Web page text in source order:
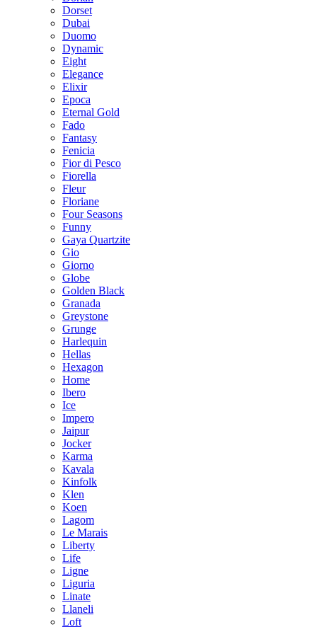
Dorset
Dubai
Duomo
Dynamic
Eight
Elegance
Elixir
Epoca
Eternal Gold
Fado
Fantasy
Fenicia
Fior di Pesco
Fiorella
Fleur
Floriane
Four Seasons
Funny
Gaya Quartzite
Gio
Giorno
Globe
Golden Black
Granada
Greystone
Grunge
Harlequin
Hellas
Hexagon
Home
Ibero
Ice
Impero
Jaipur
Jocker
Karma
Kavala
Kinfolk
Klen
Koen
Lagom
Le Marais
Liberty
Life
Ligne
Liguria
Linate
Llaneli
Loft